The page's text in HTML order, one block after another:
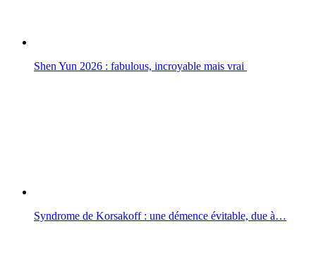
Shen Yun 2026 : fabulous, incroyable mais vrai
Syndrome de Korsakoff : une démence évitable, due à…